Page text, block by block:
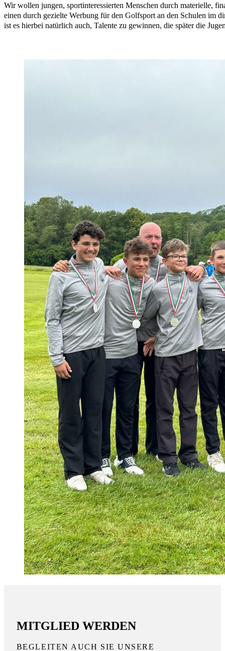
Wir wollen jungen, sportinteressierten Menschen durch materielle,
einen durch gezielte Werbung für den Golfsport an den Schulen im
ist es hierbei natürlich auch, Talente zu gewinnen, die später die
MITGLIED WERDEN
BEGLEITEN AUCH SIE UNSERE